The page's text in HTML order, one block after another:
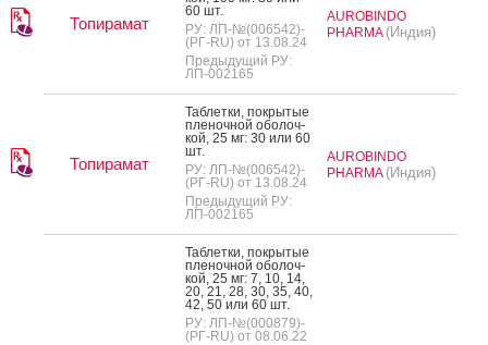
Топирамат
60 шт.
РУ: ЛП-№(006542)-
(РГ-RU) от 13.08.24
Предыдущий РУ:
ЛП-002165
AUROBINDO
PHARMA (Индия)
Топирамат
Таб­летки, пок­ры­тые
пле­ноч­ной обо­лоч­
кой, 25 мг: 30 или 60
шт.
РУ: ЛП-№(006542)-
(РГ-RU) от 13.08.24
Предыдущий РУ:
ЛП-002165
AUROBINDO
PHARMA (Индия)
Таб­летки, пок­ры­тые
пле­ноч­ной обо­лоч­
кой, 25 мг: 7, 10, 14,
20, 21, 28, 30, 35, 40,
42, 50 или 60 шт.
РУ: ЛП-№(000879)-
(РГ-RU) от 08.06.22